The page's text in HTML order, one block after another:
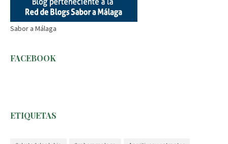
Sabor a Málaga
FACEBOOK
ETIQUETAS